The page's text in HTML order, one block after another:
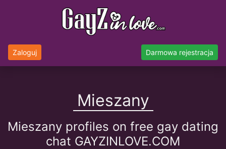
Zaloguj Darmowa rejestracja
Mieszany
Mieszany profiles on free gay dating
chat GAYZINLOVE.COM